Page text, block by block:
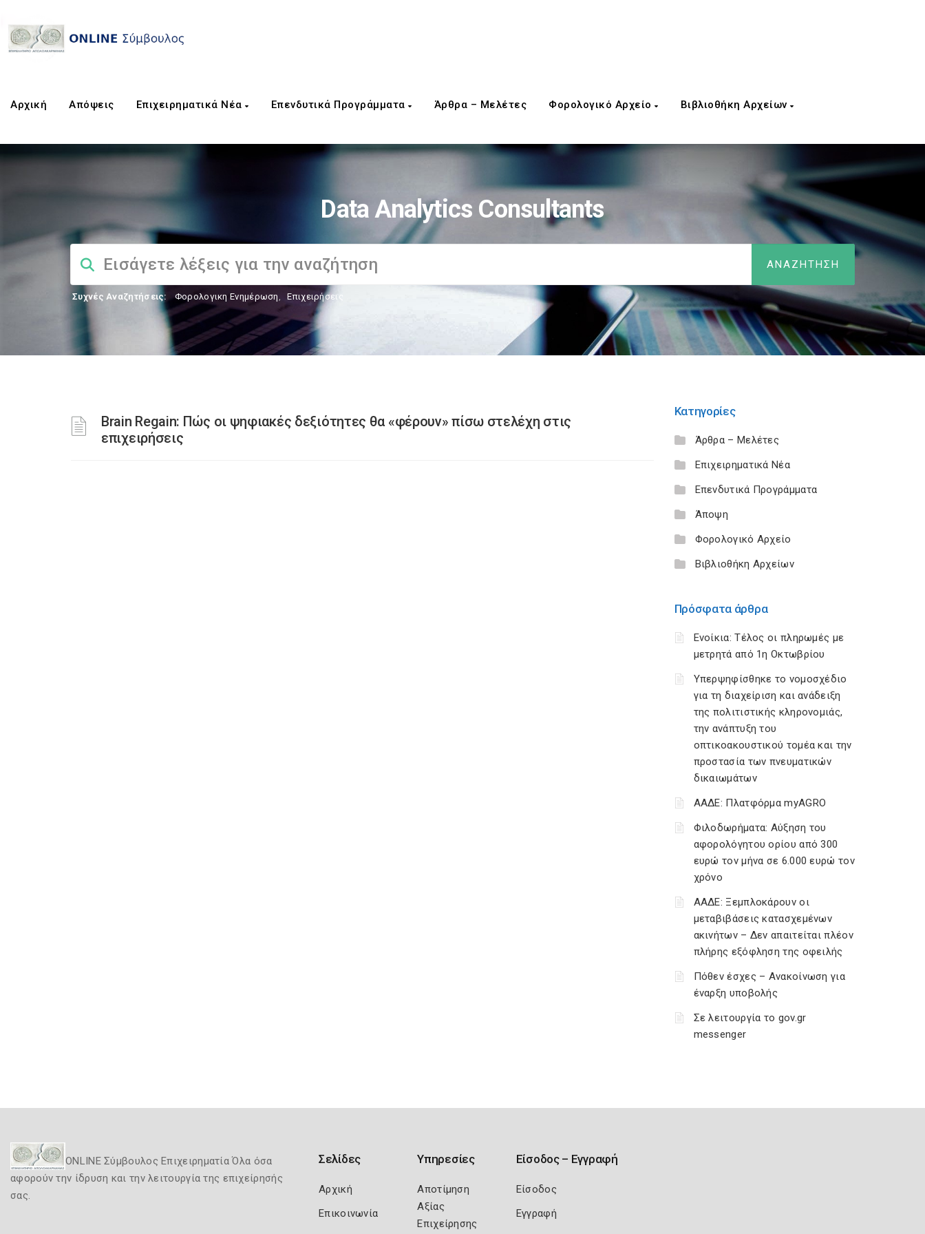
Αρχική Απόψεις Επιχειρηματικά Νέα Επενδυτικά Προγράμματα Άρθρα – Μελέτες Φορολογικό Αρχείο Βιβλιοθήκη Αρχείων
Data Analytics Consultants
Συχνές Αναζητήσεις: Φορολογικη Ενημέρωση, Επιχειρήσεις
Brain Regain: Πώς οι ψηφιακές δεξιότητες θα «φέρουν» πίσω στελέχη στις
επιχειρήσεις
Κατηγορίες
Άρθρα – Μελέτες
Επιχειρηματικά Νέα
Επενδυτικά Προγράμματα
Άποψη
Φορολογικό Αρχείο
Βιβλιοθήκη Αρχείων
Πρόσφατα άρθρα
Ενοίκια: Τέλος οι πληρωμές με
μετρητά από 1η Οκτωβρίου
Υπερψηφίσθηκε το νομοσχέδιο
για τη διαχείριση και ανάδειξη
της πολιτιστικής κληρονομιάς,
την ανάπτυξη του
οπτικοακουστικού τομέα και την
προστασία των πνευματικών
δικαιωμάτων
ΑΑΔΕ: Πλατφόρμα myAGRO
Φιλοδωρήματα: Αύξηση του
αφορολόγητου ορίου από 300
ευρώ τον μήνα σε 6.000 ευρώ τον
χρόνο
ΑΑΔΕ: Ξεμπλοκάρουν οι
μεταβιβάσεις κατασχεμένων
ακινήτων – Δεν απαιτείται πλέον
πλήρης εξόφληση της οφειλής
Πόθεν έσχες – Ανακοίνωση για
έναρξη υποβολής
Σε λειτουργία το gov.gr
messenger
ONLINE Σύμβουλος Επιχειρηματία Όλα όσα
αφορούν την ίδρυση και την λειτουργία της επιχείρησής
σας.
Σελίδες
Αρχική
Επικοινωνία
Υπηρεσίες
Αποτίμηση
Αξίας
Επιχείρησης
Είσοδος – Εγγραφή
Είσοδος
Εγγραφή